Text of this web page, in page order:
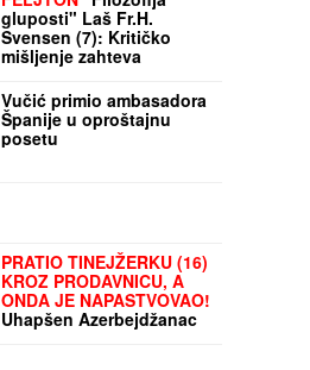
FELJTON"Filozofija
gluposti" Laš Fr.H.
Svensen (7): Kritičko
mišljenje zahteva